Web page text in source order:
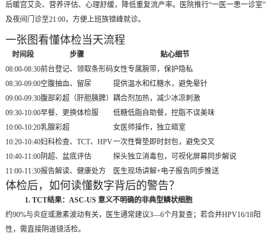
后暖宫艾灸、营养评估、心理舒缓，降低重复流产率。医院推行“一医一患一诊室”
及夜间门诊至21:00，方便上班族错峰就诊。
一张图看懂体检当天流程
时间段 步骤
贴心细节
08:00-08:30前台登记、领取条形码女性专属腕带，保护隐私
08:30-09:00空腹抽血、留尿
提供温水和红糖水，避免晕针
09:00-09:30腹部彩超（肝胆胰脾） 耦合剂加热，减少冰凉刺激
09:30-10:00早餐、更换体检服
低糖低脂自助餐，控脂不误美味
10:00-10:20乳腺彩超
女医师操作，独立暗室
10:20-10:40妇科检查、TCT、HPV一次性臀垫即时封包，避免交叉
10:40-11:00阴超、盆底评估
探头独立消毒包，可视化屏幕同步解说
11:00-11:30报告解读、健康处方 医生现场讲解+电子报告同步推送
体检后，如何读懂数字背后的警告？
1. TCT结果：ASC-US 意义不明确的非典型鳞状细胞
约90%与炎症或激素波动有关，医生通常建议3—6个月复查；若合并HPV16/18阳
性，需直接阴道镜活检。